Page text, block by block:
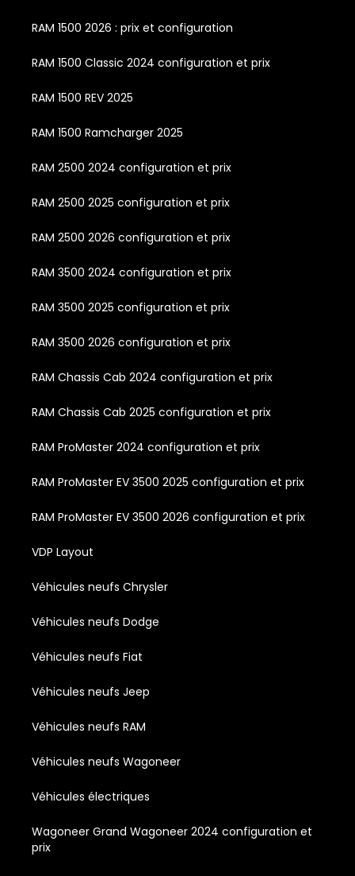
RAM 1500 2026 : prix et configuration
RAM 1500 Classic 2024 configuration et prix
RAM 1500 REV 2025
RAM 1500 Ramcharger 2025
RAM 2500 2024 configuration et prix
RAM 2500 2025 configuration et prix
RAM 2500 2026 configuration et prix
RAM 3500 2024 configuration et prix
RAM 3500 2025 configuration et prix
RAM 3500 2026 configuration et prix
RAM Chassis Cab 2024 configuration et prix
RAM Chassis Cab 2025 configuration et prix
RAM ProMaster 2024 configuration et prix
RAM ProMaster EV 3500 2025 configuration et prix
RAM ProMaster EV 3500 2026 configuration et prix
VDP Layout
Véhicules neufs Chrysler
Véhicules neufs Dodge
Véhicules neufs Fiat
Véhicules neufs Jeep
Véhicules neufs RAM
Véhicules neufs Wagoneer
Véhicules électriques
Wagoneer Grand Wagoneer 2024 configuration et
prix